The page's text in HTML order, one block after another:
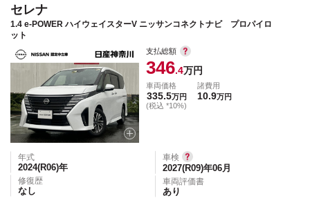
セレナ
1.4 e-POWER ハイウェイスターV ニッサンコネクトナビ プロパイロ
ット
支払総額
346.4万円
車両価格
335.5万円
(税込 *10%)
諸費用
10.9万円
年式
2024(R06)年
修復歴
なし
車検
2027(R09)年06月
車両評価書
あり